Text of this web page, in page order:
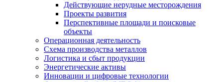
Действующие нерудные месторождения
Проекты развития
Перспективные площади и поисковые
объекты
Операционная деятельность
Схема производства металлов
Логистика и сбыт продукции
Энергетические активы
Инновации и цифровые технологии